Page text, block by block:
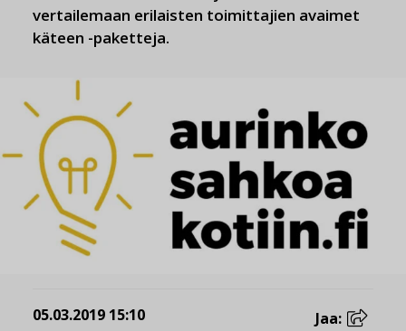
vertailemaan erilaisten toimittajien avaimet
käteen -paketteja.
05.03.2019 15:10 Jaa: